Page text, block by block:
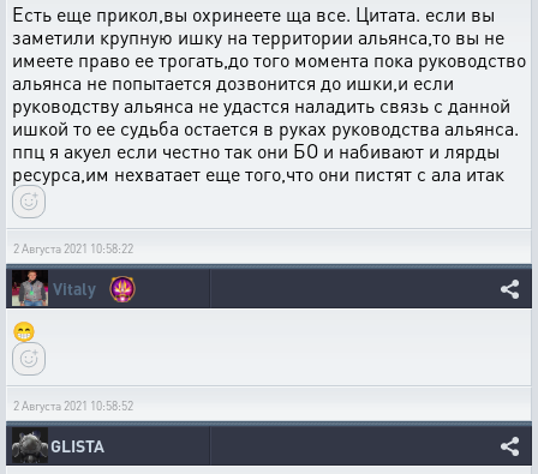
Есть еще прикол,вы охринеете ща все. Цитата. если вы
заметили крупную ишку на территории альянса,то вы не
имеете право ее трогать,до того момента пока руководство
альянса не попытается дозвонится до ишки,и если
руководству альянса не удастся наладить связь с данной
ишкой то ее судьба остается в руках руководства альянса.
ппц я акуел если честно так они БО и набивают и лярды
ресурса,им нехватает еще того,что они пистят с ала итак
2 Августа 2021 10:58:22
Vitaly
😁
2 Августа 2021 10:58:52
GLISTA